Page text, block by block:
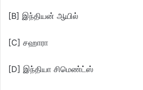
[B] இந்தியன் ஆயில்
[C] சஹாரா
[D] இந்தியா சிமெண்ட்ஸ்